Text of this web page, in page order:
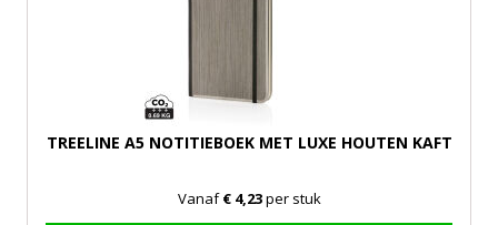
TREELINE A5 NOTITIEBOEK MET LUXE HOUTEN KAFT
Vanaf€ 4,23per stuk